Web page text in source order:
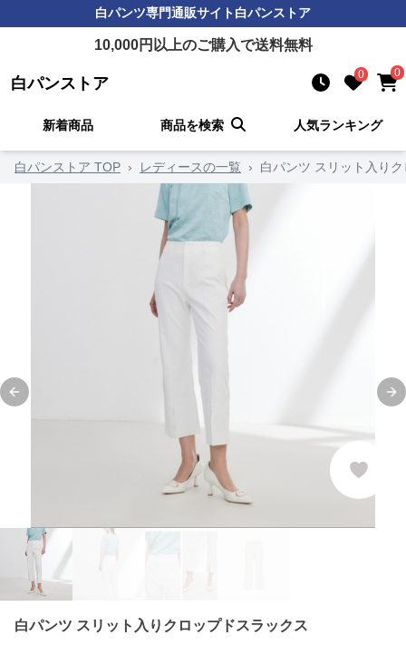
白パンツ専門通販サイト白パンストア
10,000円以上のご購入で送料無料
白パンストア 0 0
新着商品 商品を検索 人気ランキング
白パンストア TOP › レディースの一覧 › 白パンツ スリット入り
Previous slide
白パンツ スリット入りクロップドスラックス